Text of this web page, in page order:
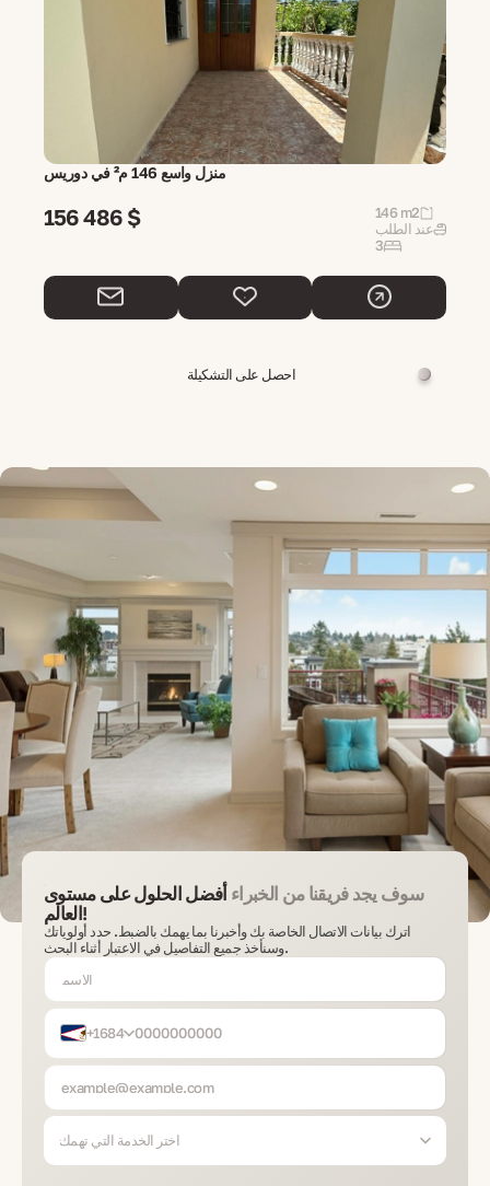
منزل واسع 146 م² في دوريس
156 486 $
146 m2
عند الطلب
3
احصل على التشكيلة
سوف يجد فريقنا من الخبراءأفضل الحلول على مستوى
العالم!
اترك بيانات الاتصال الخاصة بك وأخبرنا بما يهمك بالضبط. حدد أولوياتك
وسنأخذ جميع التفاصيل في الاعتبار أثناء البحث.
+1684
اختر الخدمة التي تهمك